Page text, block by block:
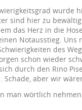
wurde
sind hier zu
das Herz in die
Notausstieg. Uns
des
schon wieder
durch den Rino
aber wir
man wörtlich